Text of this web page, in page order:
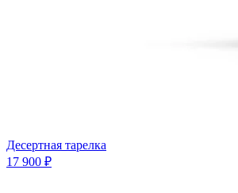
Десертная тарелка
17 900 ₽